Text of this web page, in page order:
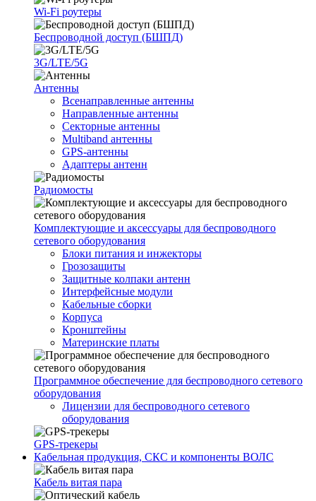
Wi-Fi роутеры
Беспроводной доступ (БШПД)
3G/LTE/5G
Антенны
Всенаправленные антенны
Направленные антенны
Секторные антенны
Multiband антенны
GPS-антенны
Адаптеры антенн
Радиомосты
Комплектующие и аксессуары для беспроводного
сетевого оборудования
Блоки питания и инжекторы
Грозозащиты
Защитные колпаки антенн
Интерфейсные модули
Кабельные сборки
Корпуса
Кронштейны
Материнские платы
Программное обеспечение для беспроводного сетевого
оборудования
Лицензии для беспроводного сетевого
оборудования
GPS-трекеры
Кабельная продукция, СКС и компоненты ВОЛС
Кабель витая пара